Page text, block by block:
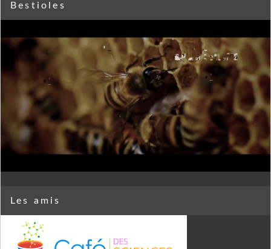
Bestioles
Les amis